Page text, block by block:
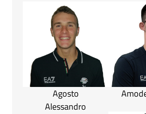
Agosto
Alessandro